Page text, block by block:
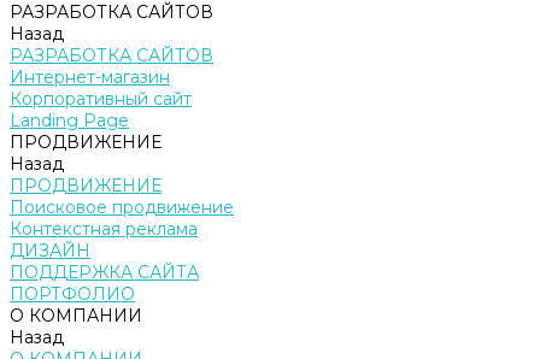
РАЗРАБОТКА САЙТОВ
Назад
РАЗРАБОТКА САЙТОВ
Интернет-магазин
Корпоративный сайт
Landing Page
ПРОДВИЖЕНИЕ
Назад
ПРОДВИЖЕНИЕ
Поисковое продвижение
Контекстная реклама
ДИЗАЙН
ПОДДЕРЖКА САЙТА
ПОРТФОЛИО
О КОМПАНИИ
Назад